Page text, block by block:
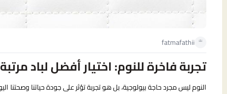
fatmafathii
تجربة فاخرة للنوم: اختيار أفضل لباد
النوم ليس مجرد حاجة بيولوجية، بل هو تجربة تؤثر على جودة حياتنا وصحتنا